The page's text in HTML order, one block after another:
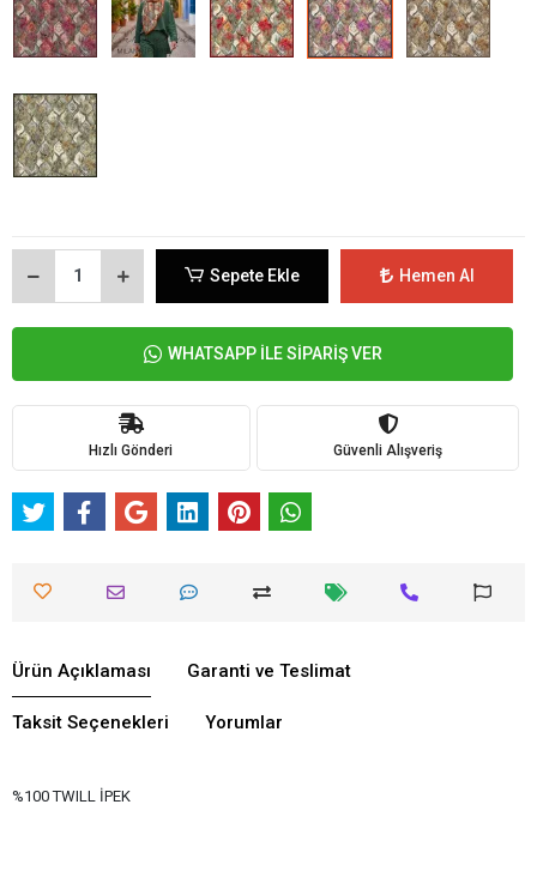
Sepete Ekle Hemen Al
WHATSAPP İLE SİPARİŞ VER
Hızlı Gönderi Güvenli Alışveriş
Ürün Açıklaması Garanti ve Teslimat
Taksit Seçenekleri Yorumlar
%100 TWILL İPEK